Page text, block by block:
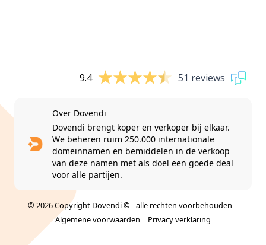
9.4 51 reviews
Over Dovendi
Dovendi brengt koper en verkoper bij elkaar.
We beheren ruim 250.000 internationale
domeinnamen en bemiddelen in de verkoop
van deze namen met als doel een goede deal
voor alle partijen.
© 2026 Copyright Dovendi © - alle rechten voorbehouden |
Algemene voorwaarden | Privacy verklaring